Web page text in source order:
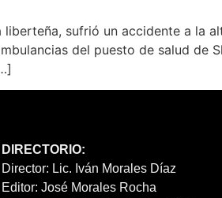
sufrió un accidente a la
del puesto de salud de
DIRECTORIO:
Director: Lic. Iván Morales Díaz
Editor: José Morales Rocha